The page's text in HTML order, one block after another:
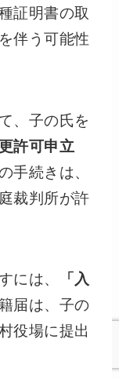
証明書の取
伴う可能性
、子の氏を
許可申立
手続きは、
裁判所が許
には、
「入
届は、子の
役場に提出